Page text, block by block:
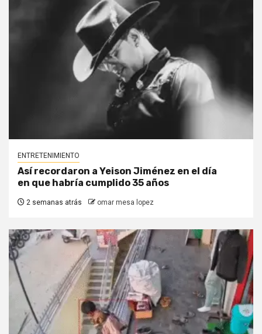
ENTRETENIMIENTO
Así recordaron a Yeison Jiménez en el día
en que habría cumplido 35 años
2 semanas atrás omar mesa lopez